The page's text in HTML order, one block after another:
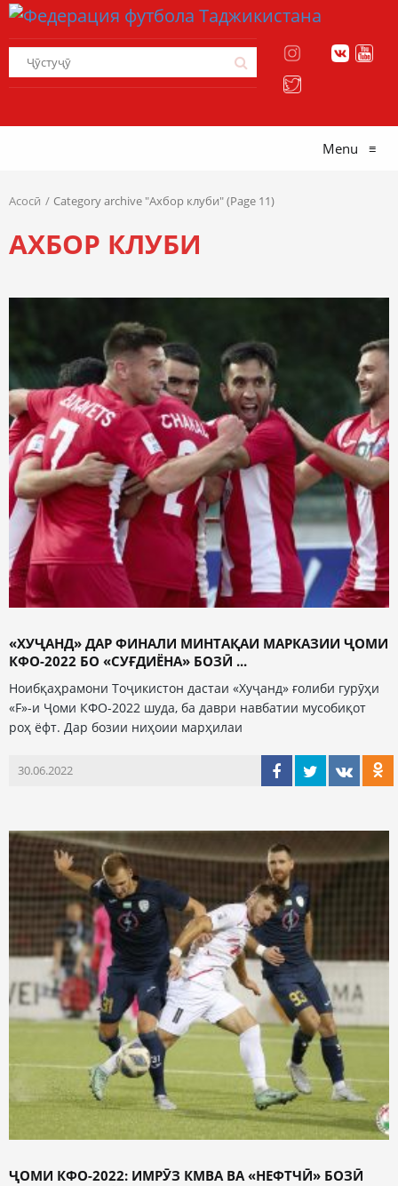
Menu ≡
Асосӣ Category archive "Ахбор клуби" (Page 11)
АХБОР КЛУБИ
«ХУҶАНД» ДАР ФИНАЛИ МИНТАҚАИ МАРКАЗИИ ҶОМИ
КФО-2022 БО «СУҒДИЁНА» БОЗӢ ...
Ноибқаҳрамони Тоҷикистон дастаи «Хуҷанд» ғолиби гурӯҳи
«F»-и Ҷоми КФО-2022 шуда, ба даври навбатии мусобиқот
роҳ ёфт. Дар бозии ниҳоии марҳилаи
30.06.2022
ҶОМИ КФО-2022: ИМРӮЗ КМВА ВА «НЕФТЧӢ» БОЗӢ